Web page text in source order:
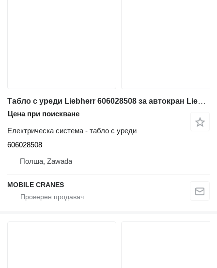
Табло с уреди Liebherr 606028508 за автокран Liebherr LTM 1025, LTM 1030/1 ;LTM 1040/1 ; LTM 1050/1;
Цена при поискване
Електрическа система - табло с уреди
606028508
Полша, Zawada
MOBILE CRANES